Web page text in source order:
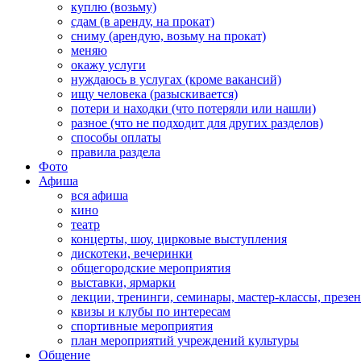
куплю (возьму)
сдам (в аренду, на прокат)
сниму (арендую, возьму на прокат)
меняю
окажу услуги
нуждаюсь в услугах (кроме вакансий)
ищу человека (разыскивается)
потери и находки (что потеряли или нашли)
разное (что не подходит для других разделов)
способы оплаты
правила раздела
Фото
Афиша
вся афиша
кино
театр
концерты, шоу, цирковые выступления
дискотеки, вечеринки
общегородские мероприятия
выставки, ярмарки
лекции, тренинги, семинары, мастер-классы,
квизы и клубы по интересам
спортивные мероприятия
план мероприятий учреждений культуры
Общение